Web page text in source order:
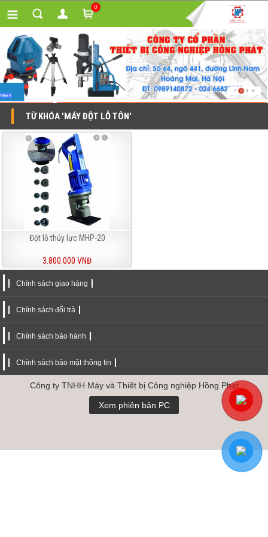
0
TỪ KHÓA 'MÁY ĐỘT LỖ TÔN'
Đột lỗ thủy lực MHP-20
3.800.000 VNĐ
Chính sách giao hàng
Chính sách đổi trả
Chính sách bảo hành
Chính sách bảo mật thông tin
Công ty TNHH Máy và Thiết bị Công nghiệp Hồng Phát
Xem phiên bản PC